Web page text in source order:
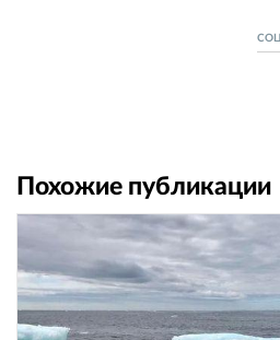
Похожие публикации